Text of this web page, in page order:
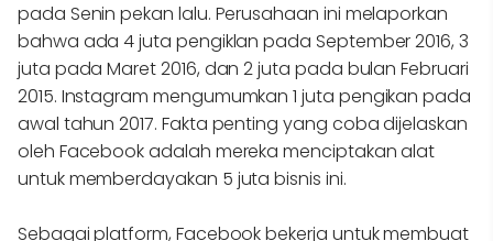
pada Senin pekan lalu. Perusahaan ini melaporkan
bahwa ada 4 juta pengiklan pada September 2016, 3
juta pada Maret 2016, dan 2 juta pada bulan Februari
2015. Instagram mengumumkan 1 juta pengikan pada
awal tahun 2017. Fakta penting yang coba dijelaskan
oleh Facebook adalah mereka menciptakan alat
untuk memberdayakan 5 juta bisnis ini.
Sebagai platform, Facebook bekerja untuk membuat